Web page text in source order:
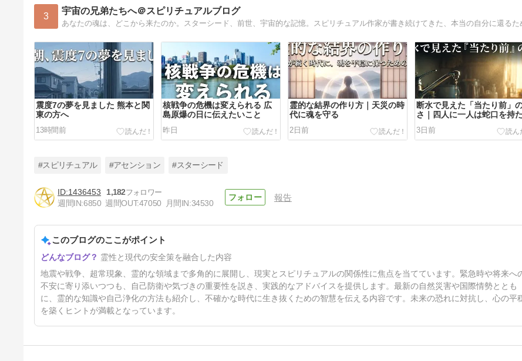
3 宇宙の兄弟たちへ＠スピリチュアルブログ
震度7の夢を見ました 熊本と関
東の方へ
13時間前
核戦争の危機は変えられる 広
島原爆の日に伝えたいこと
昨日
霊的な結界の作り方｜天災の時
代に魂を守る
2日前
断水で見えた「当たり前」
さ｜四人に一人は蛇口を持
3日前
まう理由｜筏のたとえ
4日前
#スピリチュアル #アセンション #スターシード
1436453
1,182
週間IN:6850 週間OUT:47050 月間IN:34530
報告
このブログのここがポイント
霊性と現代の安全策を融合した内容
地震や戦争、超常現象、霊的な領域まで多角的に展開し、現実とスピリチュアルの関係性に焦点を当てています。緊急時や将来へ
不安に寄り添いつつも、自己防衛や気づきの重要性を説き、実践的なアドバイスを提供します。最新の自然災害や国際情勢ととも
に、霊的な知識や自己浄化の方法も紹介し、不確かな時代に生き抜くための智慧を伝える内容です。未来の恐れに対抗し、心の平
を築くヒントが満載となっています。